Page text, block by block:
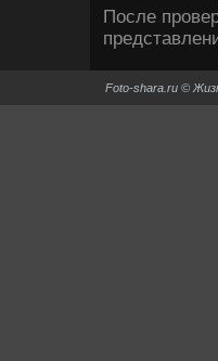
После
Foto-shara.ru ©